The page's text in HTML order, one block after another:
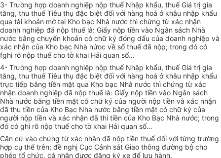
3- Trường hợp doanh nghiệp nộp thuế Nhập khẩu, thuế Giá trị gia
tăng, thu thuế Tiêu thụ đặc biệt đối với hàng hoá ở khâu nhập khẩu
qua tài khoản mở tại Kho bạc Nhà nước thì chứng từ xác nhận
doanh nghiệp đã nộp thuế là: Giấy nộp tiền vào Ngân sách Nhà
nước bằng chuyển khoản có chữ ký đóng dấu của doanh nghiệp và
xác nhận của Kho bạc Nhà nứoc về số thuế đã nộp; trong đó có
fghi rõ nộp thuế cho tờ khai Hải quan số…
4- Trường hợp doanh nghiệp nộp thuế Nhập khẩu, thuế Giá trị gia
tăng, thu thuế Tiêu thụ đặc biệt đối với hàng hoá ở khâu nhập khẩu
trực tiếp bằng tiền mặt qua Kho bạc Nhà nước thì chứng từ xác
nhận doanh nghiệp đã nộp thuế là: Giấy nộp tiền vào Ngân sách
Nhà nước bằng tiền mặt có chữ ký của người nộp tiền và xác nhận
đã thu tiền của Kho Bạc Nhà nước bằng tiền mặt có chữ ký của
người nộp tiền và xác nhận đã thi tiền của Kho Bạc Nhà nước; trong
đó có ghi rõ nộp thuế cho tờ khai Hải quan số…
Căn cứ vào chứng từ xác nhận đã nộp tiền thuế đối với từng trường
hợp cụ thể trên; đề nghị Cục Cảnh sát Giao thông đường bộ cho
phép tổ chức, cá nhân được đăng ký xe để lưu hành.